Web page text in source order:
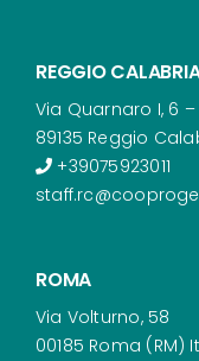
REGGIO
Via Quarnaro I, 6
89135 Reggio
+39075923011
ROMA
Via Volturno, 58
00185 Roma (RM)